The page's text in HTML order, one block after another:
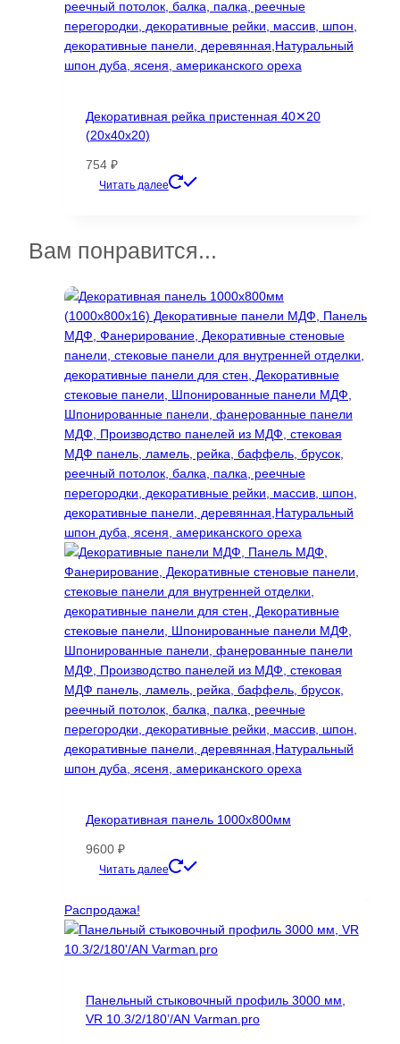
Декоративная рейка пристенная 40✕20
(20х40х20)
754 ₽
Читать далее
вариаций.
можно
выбрать
на
странице
товара.
Вам понравится...
Декоративная панель 1000х800мм
9600 ₽
Читать далее
несколько
вариаций.
выбрать
на
Распродажа!
Панельный стыковочный профиль 3000 мм,
VR 10.3/2/180’/AN Varman.pro